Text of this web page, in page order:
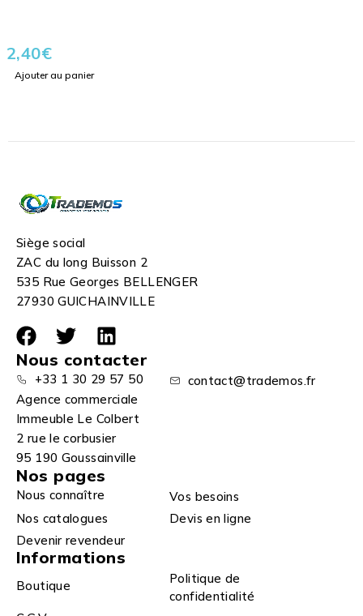
2,40€
Ajouter au panier
Siège social
ZAC du long Buisson 2
535 Rue Georges BELLENGER
27930 GUICHAINVILLE
Nous contacter
+33 1 30 29 57 50
contact@trademos.fr
Agence commerciale
Immeuble Le Colbert
2 rue le corbusier
95 190 Goussainville
Nos pages
Nous connaître
Vos besoins
Nos catalogues
Devis en ligne
Devenir revendeur
Informations
Boutique
Politique de
confidentialité